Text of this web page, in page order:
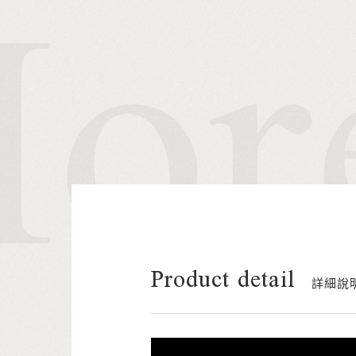
Product detail 詳細說